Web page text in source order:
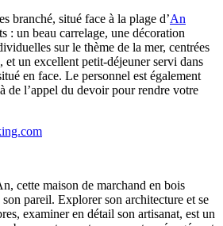
branché, situé face à la plage d’An
: un beau carrelage, une décoration
sur le thème de la mer, centrées
et un excellent petit-déjeuner servi dans
en face. Le personnel est également
de l’appel du devoir pour rendre votre
cette maison de marchand en bois
pareil. Explorer son architecture et se
examiner en détail son artisanat, est un